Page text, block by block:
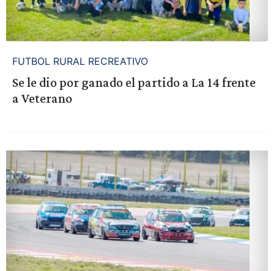
FUTBOL RURAL RECREATIVO
Se le dio por ganado el partido a La 14 frente
a Veterano